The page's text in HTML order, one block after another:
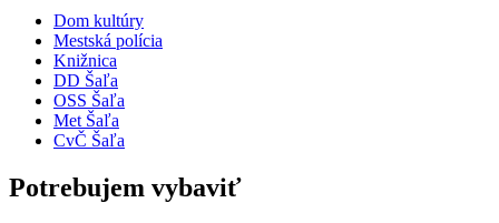
Dom kultúry
Mestská polícia
Knižnica
DD Šaľa
OSS Šaľa
Met Šaľa
CvČ Šaľa
Potrebujem vybaviť